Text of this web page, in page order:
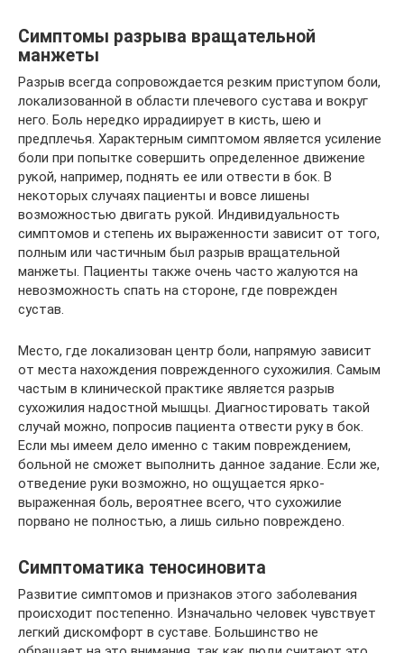
Симптомы разрыва вращательной
манжеты
Разрыв всегда сопровождается резким приступом боли,
локализованной в области плечевого сустава и вокруг
него. Боль нередко иррадиирует в кисть, шею и
предплечья. Характерным симптомом является усиление
боли при попытке совершить определенное движение
рукой, например, поднять ее или отвести в бок. В
некоторых случаях пациенты и вовсе лишены
возможностью двигать рукой. Индивидуальность
симптомов и степень их выраженности зависит от того,
полным или частичным был разрыв вращательной
манжеты. Пациенты также очень часто жалуются на
невозможность спать на стороне, где поврежден
сустав.
Место, где локализован центр боли, напрямую зависит
от места нахождения поврежденного сухожилия. Самым
частым в клинической практике является разрыв
сухожилия надостной мышцы. Диагностировать такой
случай можно, попросив пациента отвести руку в бок.
Если мы имеем дело именно с таким повреждением,
больной не сможет выполнить данное задание. Если же,
отведение руки возможно, но ощущается ярко-
выраженная боль, вероятнее всего, что сухожилие
порвано не полностью, а лишь сильно повреждено.
Симптоматика теносиновита
Развитие симптомов и признаков этого заболевания
происходит постепенно. Изначально человек чувствует
легкий дискомфорт в суставе. Большинство не